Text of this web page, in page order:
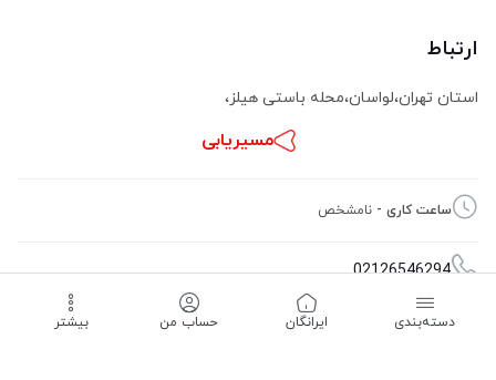
ارتباط
استان تهران،لواسان،محله باستی هیلز،
مسیریابی
ساعت کاری - نامشخص
02126546294
دسته‌بندی ‌ایرانگان حساب من بیشتر